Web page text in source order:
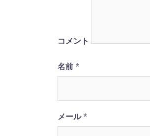
シ
ョ
ン
コメント
名前 *
メール *